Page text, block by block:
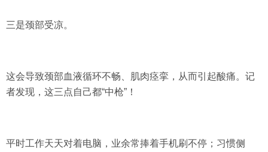
三是颈部受凉。
这会导致颈部血液循环不畅、肌肉痉挛，从而引起酸痛。记
者发现，这三点自己都“中枪”！
平时工作天天对着电脑，业余常捧着手机刷不停；习惯侧